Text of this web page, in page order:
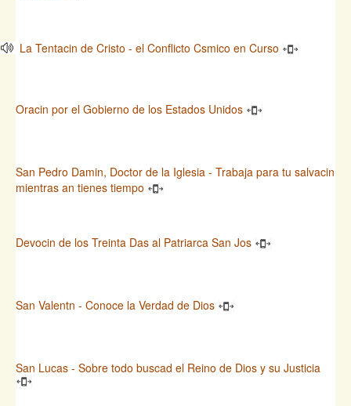
La Tentacin de Cristo - el Conflicto Csmico en Curso
Oracin por el Gobierno de los Estados Unidos
San Pedro Damin, Doctor de la Iglesia - Trabaja para tu salvacin
mientras an tienes tiempo
Devocin de los Treinta Das al Patriarca San Jos
San Valentn - Conoce la Verdad de Dios
San Lucas - Sobre todo buscad el Reino de Dios y su Justicia